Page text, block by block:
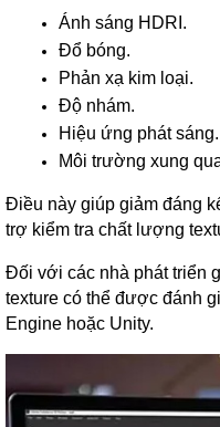
Ánh sáng HDRI.
Đổ bóng.
Phản xạ kim loại.
Độ nhám.
Hiệu ứng phát sáng.
Môi trường xung
Điều này giúp giảm đáng
trợ kiểm tra chất lượng
Đối với các nhà phát triển
texture có thể được đánh
Engine hoặc Unity.